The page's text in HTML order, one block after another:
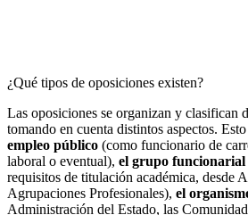
¿Qué tipos de oposiciones existen?
Las oposiciones se organizan y clasifican
tomando en cuenta distintos aspectos.
empleo público (como funcionario de
laboral o eventual), el grupo funcionarial
requisitos de titulación académica, desde
Agrupaciones Profesionales), el
Administración del Estado, las